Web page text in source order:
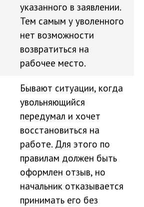
указанного в заявлении.
Тем самым у уволенного
нет возможности
возвратиться на
рабочее место.
Бывают ситуации, когда
увольняющийся
передумал и хочет
восстановиться на
работе. Для этого по
правилам должен быть
оформлен отзыв, но
начальник отказывается
принимать его без